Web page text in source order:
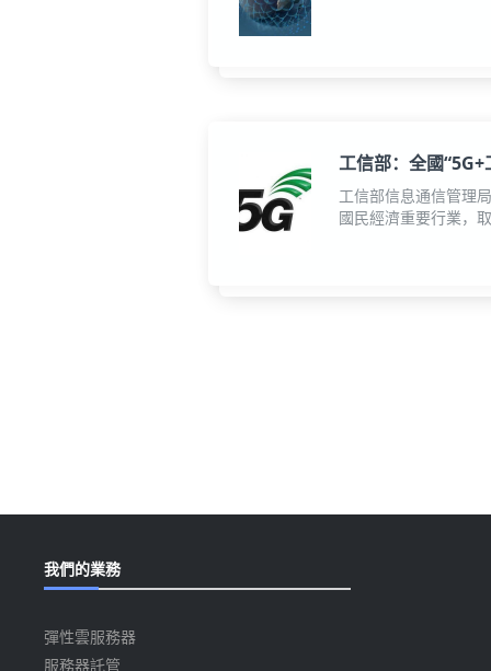
工信部：全國
工信部信息通信管理
國民經濟重要行業，
我們的業務
彈性雲服務器
服務器託管